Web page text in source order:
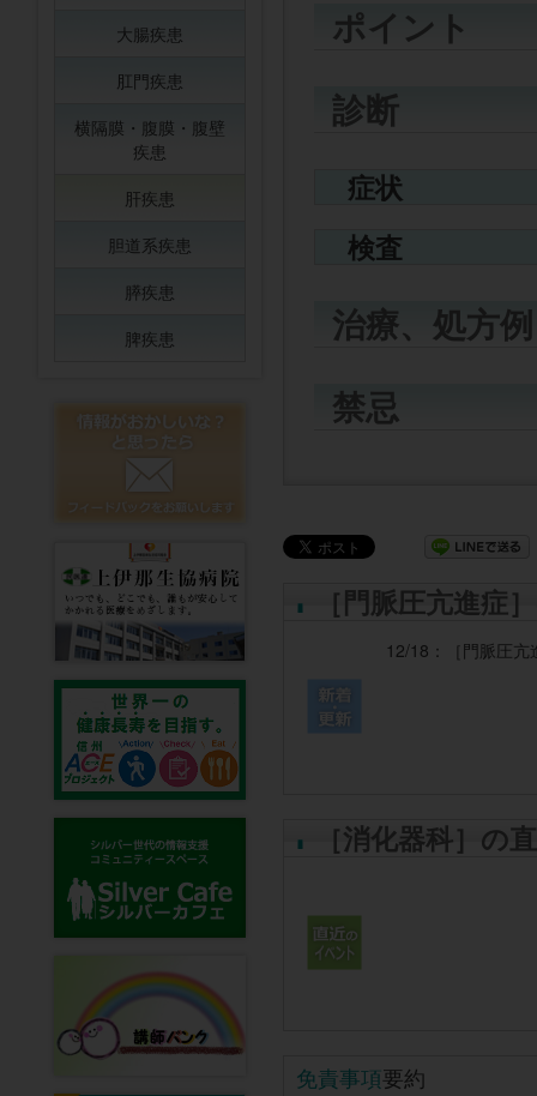
ポイント
診断
症状
検査
治療、処方例
禁忌
［門脈圧亢進症
12/18： ［門脈圧
［消化器科］の
免責事項要約
大腸疾患
肛門疾患
横隔膜・腹膜・腹壁
疾患
肝疾患
胆道系疾患
膵疾患
脾疾患